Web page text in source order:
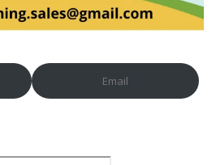
Email